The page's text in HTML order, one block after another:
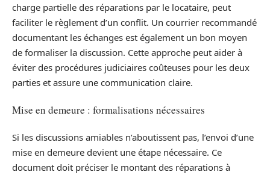
charge partielle des réparations par le locataire, peut
faciliter le règlement d’un conflit. Un courrier recommandé
documentant les échanges est également un bon moyen
de formaliser la discussion. Cette approche peut aider à
éviter des procédures judiciaires coûteuses pour les deux
parties et assure une communication claire.
Mise en demeure : formalisations nécessaires
Si les discussions amiables n’aboutissent pas, l’envoi d’une
mise en demeure devient une étape nécessaire. Ce
document doit préciser le montant des réparations à